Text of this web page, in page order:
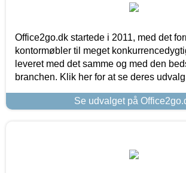
Office2go.dk startede i 2011, med det
kontormøbler til meget
leveret med det samme og med den
branchen. Klik her for at se deres
Se udvalget på